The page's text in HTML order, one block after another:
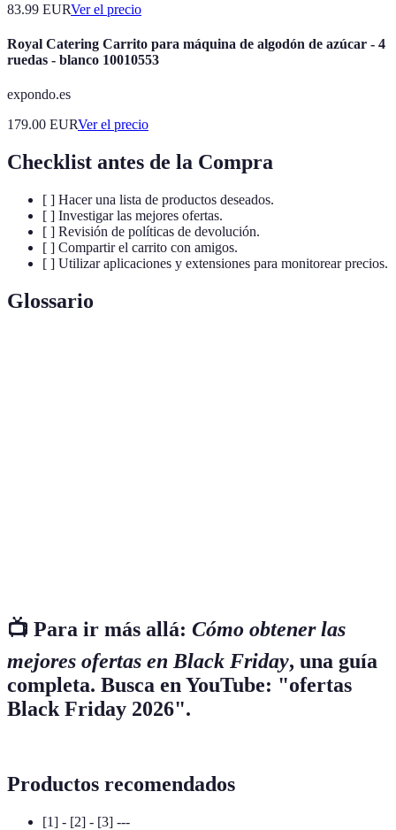
83.99 EURVer el precio
Royal Catering Carrito para máquina de algodón de azúcar - 4
ruedas - blanco 10010553
expondo.es
179.00 EURVer el precio
Checklist antes de la Compra
[ ] Hacer una lista de productos deseados.
[ ] Investigar las mejores ofertas.
[ ] Revisión de políticas de devolución.
[ ] Compartir el carrito con amigos.
[ ] Utilizar aplicaciones y extensiones para monitorear precios.
Glossario
📺 Para ir más allá: Cómo obtener las
mejores ofertas en Black Friday, una guía
completa. Busca en YouTube: "ofertas
Black Friday 2026".
Productos recomendados
[1] - [2] - [3] ---